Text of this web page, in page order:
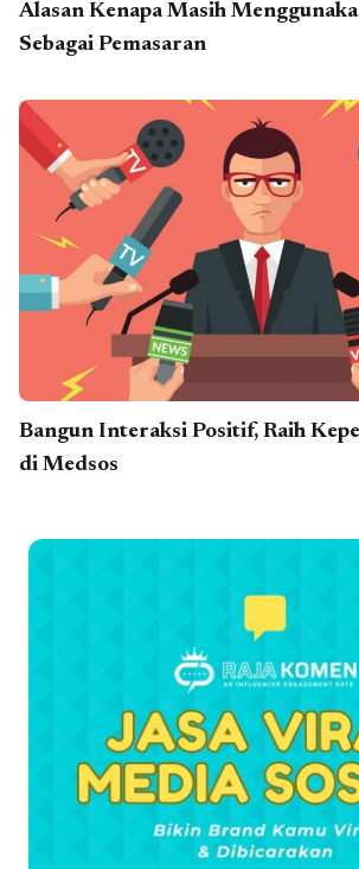
Alasan Kenapa Masih
Sebagai Pemasaran
Bangun Interaksi Positif, Raih
di Medsos